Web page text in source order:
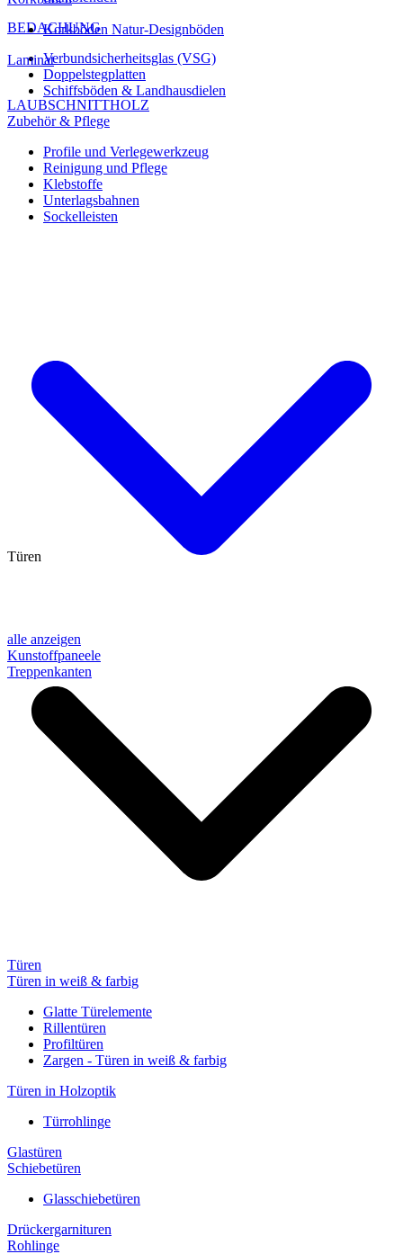
BEDACHUNG
Verbundsicherheitsglas (VSG)
Doppelstegplatten
LAUBSCHNITTHOLZ
Korkböden Natur-Designböden
Laminat
Schiffsböden & Landhausdielen
Zubehör & Pflege
Profile und Verlegewerkzeug
Reinigung und Pflege
Klebstoffe
Unterlagsbahnen
Sockelleisten
alle anzeigen
Kunstoffpaneele
Treppenkanten
Türen
Türen
Türen in weiß & farbig
Glatte Türelemente
Rillentüren
Profiltüren
Zargen - Türen in weiß & farbig
Türen in Holzoptik
Türrohlinge
Glastüren
Schiebetüren
Glasschiebetüren
Drückergarnituren
Rohlinge